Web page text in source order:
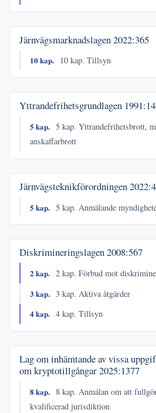
Järnvägsmarknadslagen2022:365
10 kap. 10 kap. Tillsyn
Yttrandefrihetsgrundlagen
5 kap. 5 kap. Yttrandefrihetsbrott,
anskaffarbrott
Järnvägsteknikförordningen
5 kap. 5 kap. Anmälande
Diskrimineringslagen2008:567
2 kap. 2 kap. Förbud mot
3 kap. 3 kap. Aktiva åtgärder
4 kap. 4 kap. Tillsyn
Lag om inhämtande av vissa
om kryptotillgångar2025:1377
8 kap. 8 kap. Anmälan om att
kvalificerad jurisdiktion